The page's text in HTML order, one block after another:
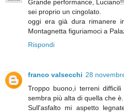
Grande performance, Luciano!!
sei proprio un cingolato.
oggi era già dura rimanere
Montagnetta figuriamoci a
Rispondi
franco valsecchi 28
Troppo buono,i terreni
sembra più alta di quella che è.
Sull'asfalto mi aspetto